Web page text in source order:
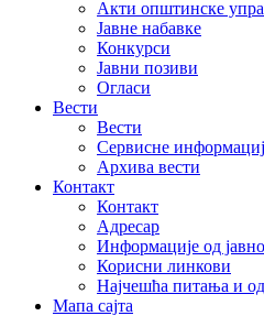
Акти општинске
Јавне набавке
Конкурси
Јавни позиви
Огласи
Вести
Вести
Сервисне
Архива вести
Контакт
Контакт
Адресар
Информације од
Корисни линкови
Најчешћа питања и
Мапа сајта